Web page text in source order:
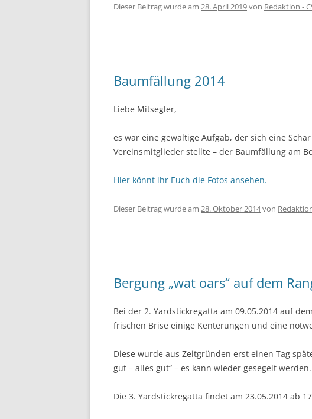
Dieser Beitrag wurde am 28. April 2019von Redaktion -
Baumfällung 2014
Liebe Mitsegler,
es war eine gewaltige Aufgab, der sich eine
Vereinsmitglieder stellte – der Baumfällung am
Hier könnt ihr Euch die Fotos ansehen.
Dieser Beitrag wurde am 28. Oktober 2014von
Bergung „wat oars“ auf dem
Bei der 2. Yardstickregatta am 09.05.2014 auf
frischen Brise einige Kenterungen und eine
Diese wurde aus Zeitgründen erst einen Tag
gut – alles gut“ – es kann wieder gesegelt werden.
Die 3. Yardstickregatta findet am 23.05.2014 ab